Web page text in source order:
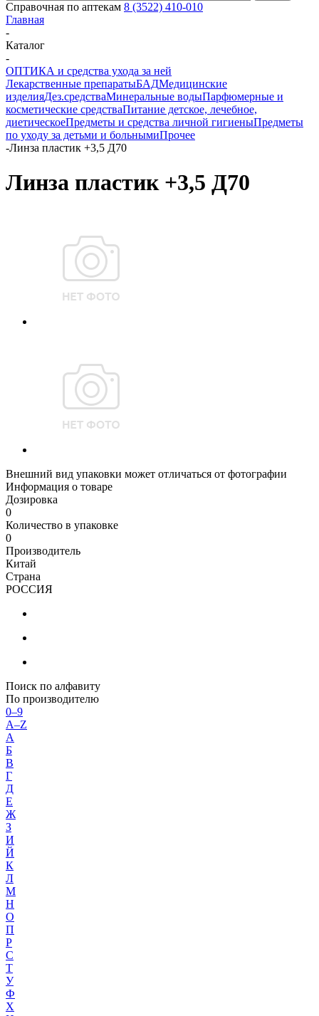
Справочная по аптекам 8 (3522) 410-010
Главная
-
Каталог
-
ОПТИКА и средства ухода за ней
Лекарственные препаратыБАДМедицинские
изделияДез.средстваМинеральные водыПарфюмерные и
косметические средстваПитание детское, лечебное,
диетическоеПредметы и средства личной гигиеныПредметы
по уходу за детьми и больнымиПрочее
-Линза пластик +3,5 Д70
Линза пластик +3,5 Д70
Внешний вид упаковки может отличаться от фотографии
Информация о товаре
Дозировка
0
Количество в упаковке
0
Производитель
Китай
Страна
РОССИЯ
Поиск по алфавиту
По производителю
0–9
A–Z
А
Б
В
Г
Д
Е
Ж
З
И
Й
К
Л
М
Н
О
П
Р
С
Т
У
Ф
Х